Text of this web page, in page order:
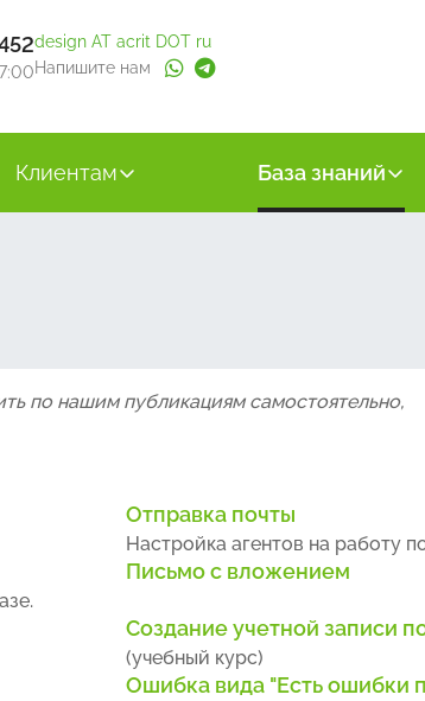
design AT acrit DOT ru
Напишите нам
Клиентам База знаний
по нашим публикациям самостоятельно,
Отправка почты
Настройка агентов на работу
Письмо с вложением
Создание учетной записи
(учебный курс)
Ошибка вида "Есть ошибки